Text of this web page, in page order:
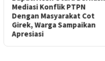
Mediasi Konflik PTPN
Dengan Masyarakat Cot
Girek, Warga Sampaikan
Apresiasi